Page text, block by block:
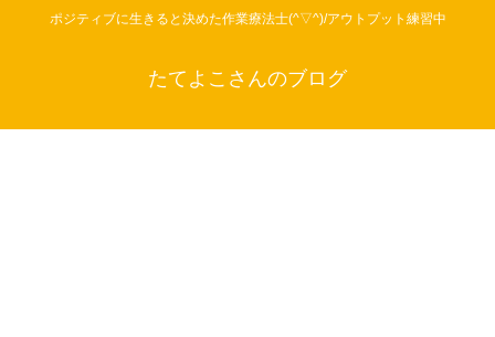
ポジティブに生きると決めた作業療法士(^▽^)/アウトプット練習中
たてよこさんのブログ